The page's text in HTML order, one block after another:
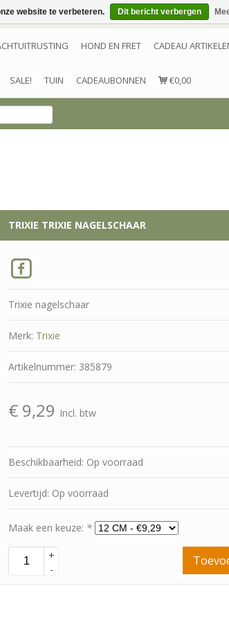
HOND EN FRET CADEAU
SALE! TUIN CADEAUBONNEN €0,00
TRIXIE TRIXIE NAGELSCHAAR
Trixie nagelschaar
Merk: Trixie
Artikelnummer: 385879
€ 9,29 Incl. btw
Beschikbaarheid: Op voorraad
Levertijd: Op voorraad
Maak een keuze: *
+
-
website te verbeteren. Dit bericht verbergen